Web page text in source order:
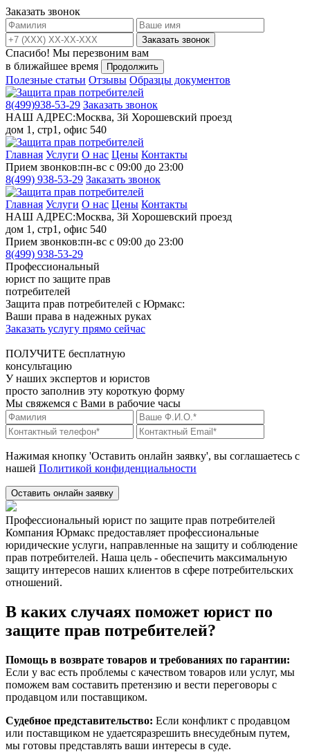
Заказать звонок
Заказать звонок
Спасибо! Мы перезвоним вам
в ближайшее время
Продолжить
Полезные статьи Отзывы Образцы документов
8(499)938-53-29 Заказать звонок
НАШ АДРЕС:Москва, 3й Хорошевский проезд
дом 1, стр1, офис 540
Главная Услуги О нас Цены Контакты
Прием звонков:пн-вс с 09:00 до 23:00
8(499) 938-53-29 Заказать звонок
Главная Услуги О нас Цены Контакты
НАШ АДРЕС:Москва, 3й Хорошевский проезд
дом 1, стр1, офис 540
Прием звонков:пн-вс с 09:00 до 23:00
8(499) 938-53-29
Профессиональный
юрист по защите прав
потребителей
Защита прав потребителей с Юрмакс:
Ваши права в надежных руках
Заказать услугу прямо сейчас
ПОЛУЧИТЕ бесплатную
консультацию
У наших экспертов и юристов
просто заполнив эту короткую форму
Мы свяжемся с Вами в рабочие часы
Нажимая кнопку 'Оставить онлайн заявку', вы соглашаетесь с
нашей Политикой конфиденциальности
Оставить онлайн заявку
Профессиональный юрист по защите прав потребителей
Компания Юрмакс предоставляет профессиональные
юридические услуги, направленные на защиту и соблюдение
прав потребителей. Наша цель - обеспечить максимальную
защиту интересов наших клиентов в сфере потребительских
отношений.
В каких случаях поможет юрист по
защите прав потребителей?
Помощь в возврате товаров и требованиях по гарантии:
Если у вас есть проблемы с качеством товаров или услуг, мы
поможем вам составить претензию и вести переговоры с
продавцом или поставщиком.
Судебное представительство: Если конфликт с продавцом
или поставщиком не удаетсяразрешить внесудебным путем,
мы готовы представлять ваши интересы в суде.